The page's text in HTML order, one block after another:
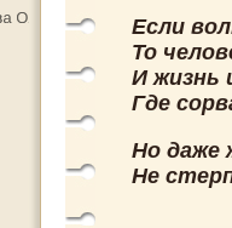
Если
То
И жизнь
Где
Но даже
Не